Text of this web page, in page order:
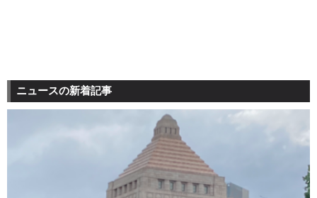
ニュースの新着記事